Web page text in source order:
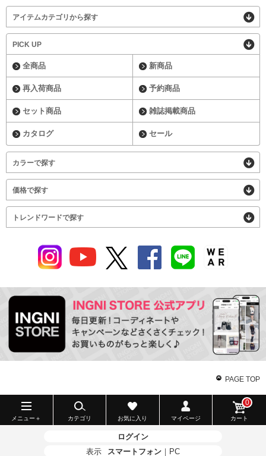
アイテムカテゴリから探す
PICK UP
全商品 新商品
再入荷商品 予約商品
セット商品 雑誌掲載商品
カタログ セール
カラーで探す
価格で探す
トレンドワードで探す
PAGE TOP
メニュー＋ カテゴリ お気に入り マイページ カート
0
ログイン
表示
スマートフォン ｜ PC